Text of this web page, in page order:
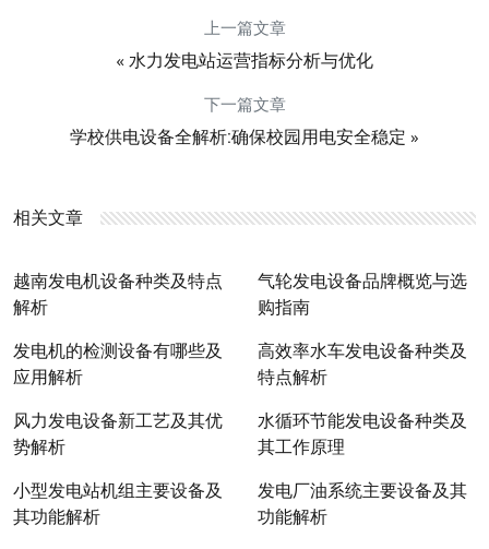
上一篇文章
« 水力发电站运营指标分析与优化
下一篇文章
学校供电设备全解析:确保校园用电安全稳定 »
相关文章
越南发电机设备种类及特点
解析
气轮发电设备品牌概览与选
购指南
发电机的检测设备有哪些及
应用解析
高效率水车发电设备种类及
特点解析
风力发电设备新工艺及其优
势解析
水循环节能发电设备种类及
其工作原理
小型发电站机组主要设备及
其功能解析
发电厂油系统主要设备及其
功能解析